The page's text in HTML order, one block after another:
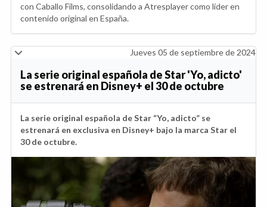
con Caballo Films, consolidando a Atresplayer como líder en
contenido original en España.
Jueves 05 de septiembre de 2024
La serie original española de Star 'Yo, adicto'
se estrenará en Disney+ el 30 de octubre
La serie original española de Star “Yo, adicto” se
estrenará en exclusiva en Disney+ bajo la marca Star el
30 de octubre.